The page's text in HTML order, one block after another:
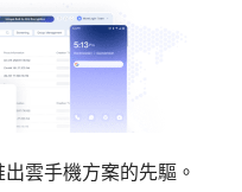
雲手機方案的先驅。